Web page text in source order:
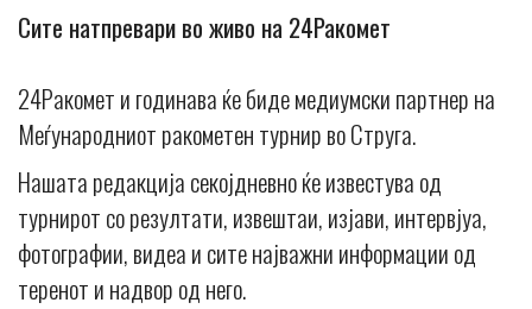
Сите натпревари во живо на 24Ракомет
24Ракомет и годинава ќе биде медиумски партнер на
Меѓународниот ракометен турнир во Струга.
Нашата редакција секојдневно ќе известува од
турнирот со резултати, извештаи, изјави, интервјуа,
фотографии, видеа и сите најважни информации од
теренот и надвор од него.